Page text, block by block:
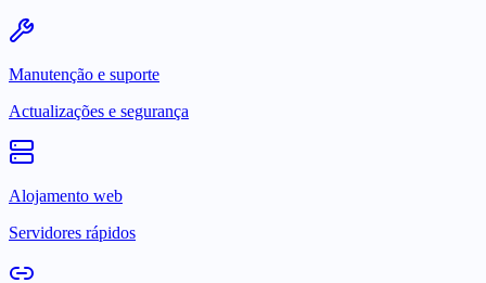
Manutenção e suporte
Actualizações e segurança
Alojamento web
Servidores rápidos